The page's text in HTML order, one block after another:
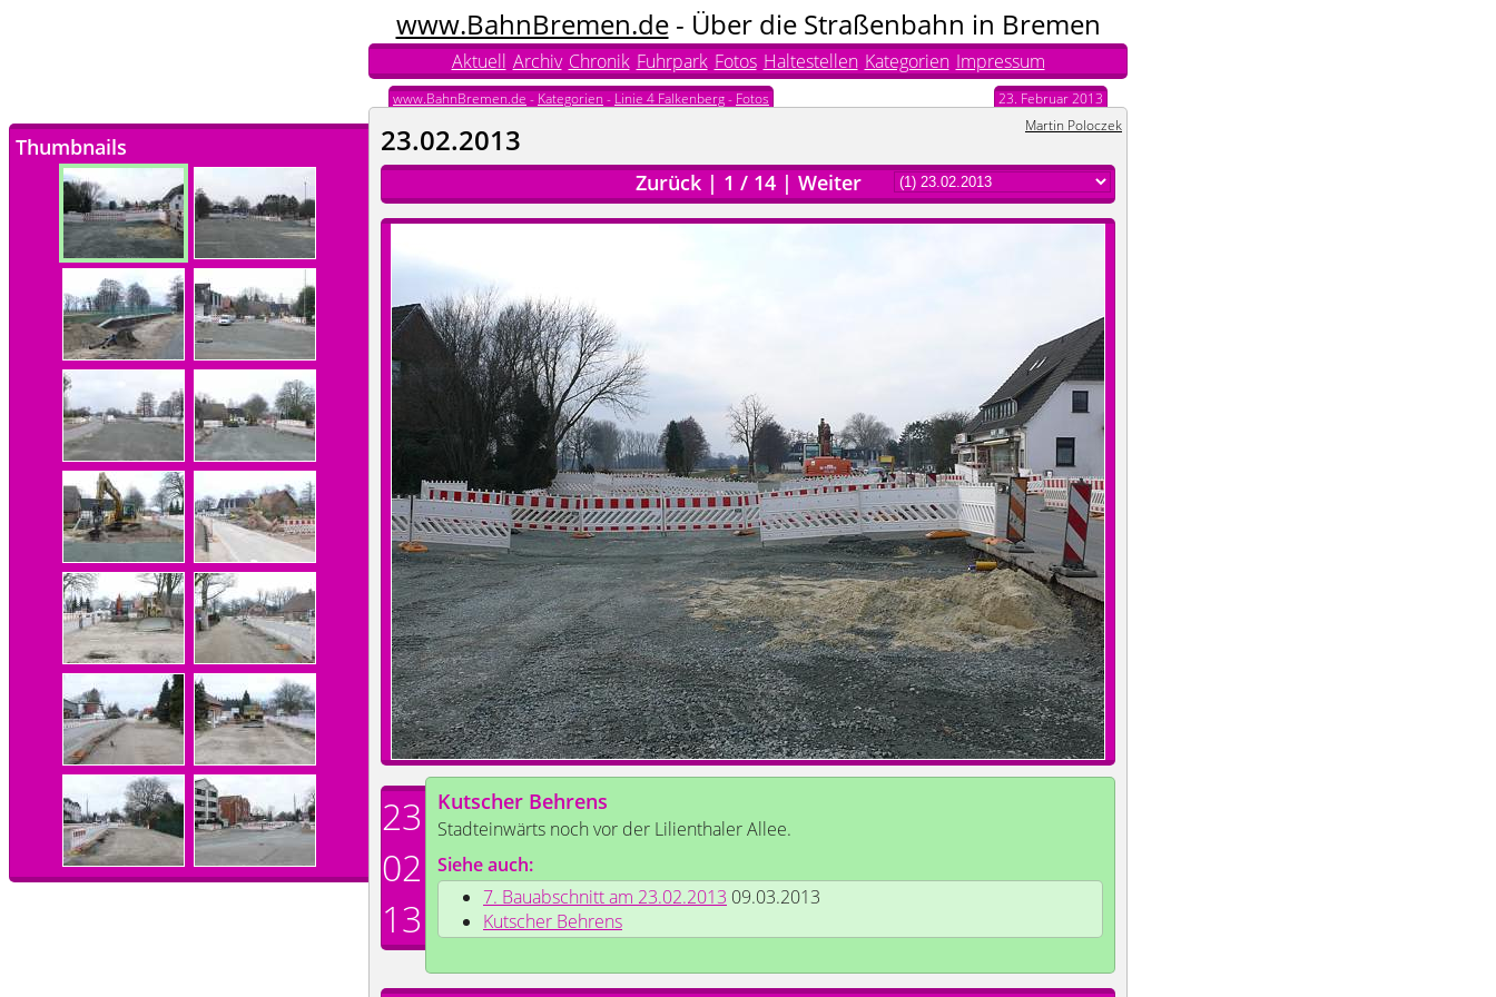
www.BahnBremen.de- Über die Straßenbahn in Bremen
Aktuell Archiv Chronik Fuhrpark Fotos Haltestellen Kategorien Impressum
Thumbnails
www.BahnBremen.de - Kategorien - Linie 4 Falkenberg- Fotos 23. Februar 2013
23.02.2013 Martin Poloczek
Zurück | 1 / 14 | Weiter
23
02
13
Kutscher Behrens
Stadteinwärts noch vor der Lilienthaler Allee.
Siehe auch:
7. Bauabschnitt am 23.02.2013 09.03.2013
Kutscher Behrens